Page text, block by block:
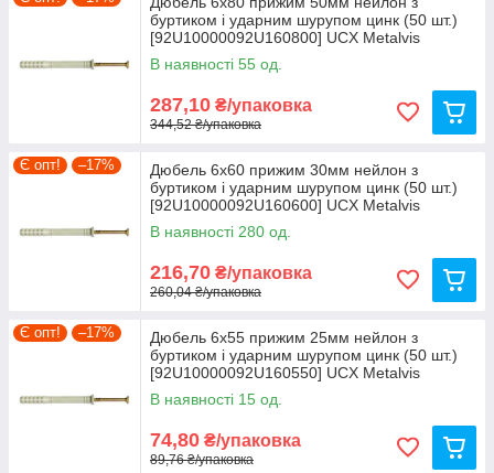
буртиком і ударним шурупом цинк (50 шт.)
[92U10000092U160800] UCX Metalvis
В наявності 55 од.
287,10 ₴/упаковка
344,52 ₴/упаковка
Є опт! –17%
Дюбель 6х60 прижим 30мм нейлон з
буртиком і ударним шурупом цинк (50 шт.)
[92U10000092U160600] UCX Metalvis
В наявності 280 од.
216,70 ₴/упаковка
260,04 ₴/упаковка
Є опт! –17%
Дюбель 6х55 прижим 25мм нейлон з
буртиком і ударним шурупом цинк (50 шт.)
[92U10000092U160550] UCX Metalvis
В наявності 15 од.
74,80 ₴/упаковка
89,76 ₴/упаковка